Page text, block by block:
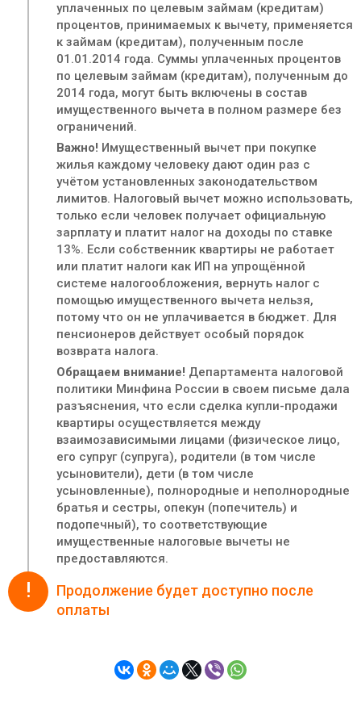
уплаченных по целевым займам (кредитам)
процентов, принимаемых к вычету, применяется
к займам (кредитам), полученным после
01.01.2014 года. Суммы уплаченных процентов
по целевым займам (кредитам), полученным до
2014 года, могут быть включены в состав
имущественного вычета в полном размере без
ограничений.
Важно! Имущественный вычет при покупке
жилья каждому человеку дают один раз с
учётом установленных законодательством
лимитов. Налоговый вычет можно использовать,
только если человек получает официальную
зарплату и платит налог на доходы по ставке
13%. Если собственник квартиры не работает
или платит налоги как ИП на упрощённой
системе налогообложения, вернуть налог с
помощью имущественного вычета нельзя,
потому что он не уплачивается в бюджет. Для
пенсионеров действует особый порядок
возврата налога.
Обращаем внимание! Департамента налоговой
политики Минфина России в своем письме дала
разъяснения, что если сделка купли-продажи
квартиры осуществляется между
взаимозависимыми лицами (физическое лицо,
его супруг (супруга), родители (в том числе
усыновители), дети (в том числе
усыновленные), полнородные и неполнородные
братья и сестры, опекун (попечитель) и
подопечный), то соответствующие
имущественные налоговые вычеты не
предоставляются.
!
Продолжение будет доступно после
оплаты